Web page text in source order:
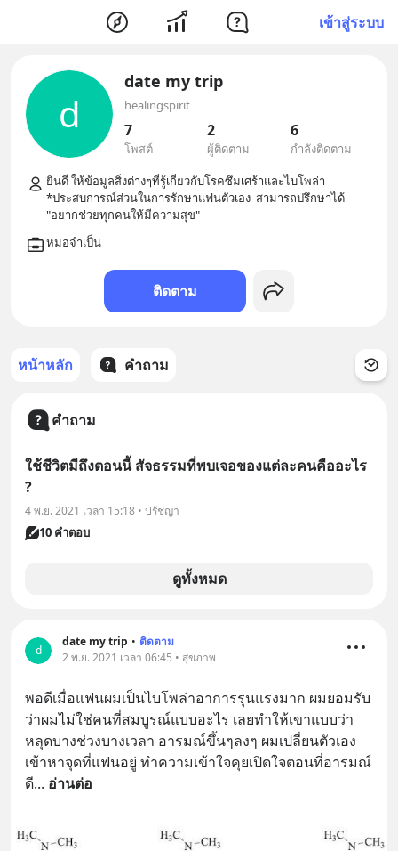
เข้าสู่ระบบ
d
date my trip
healingspirit
7
โพสต์
2
ผู้ติดตาม
6
กำลังติดตาม
ยินดี ให้ข้อมูลสิ่งต่างๆที่รู้เกี่ยวกับโรคซึมเศร้าและไบโพล่า
*ประสบการณ์ส่วนในการรักษาแฟนตัวเอง  สามารถปรึกษาได้
ติดตาม
หน้าหลัก คำถาม
คำถาม
ใช้ชีวิตมีถึงตอนนี้ สัจธรรมที่พบเจอของแต่ละคนคืออะไร
?
4 พ.ย. 2021 เวลา 15:18 • ปรัชญา
10 คำตอบ
ดูทั้งหมด
d
date my trip • ติดตาม
2 พ.ย. 2021 เวลา 06:45 • สุขภาพ
พอดีเมื่อแฟนผมเป็นไบโพล่าอาการรุนแรงมาก ผมยอมรับ
ว่าผมไม่ใช่คนที่สมบูรณ์แบบอะไร เลยทำให้เขาแบบว่า
หลุดบางช่วงบางเวลา อารมณ์ขึ้นๆลงๆ ผมเปลี่ยนตัวเอง
เข้าหาจุดที่แฟนอยู่ ทำความเข้าใจคุยเปิดใจตอนที่อารมณ์
ดี... อ่านต่อ